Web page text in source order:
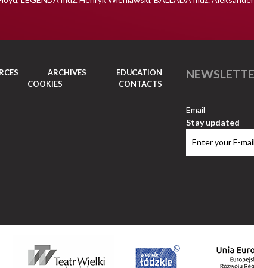
ARCHIVES
EDUCATION
COOKIES CONTACTS
Email
Stay updated